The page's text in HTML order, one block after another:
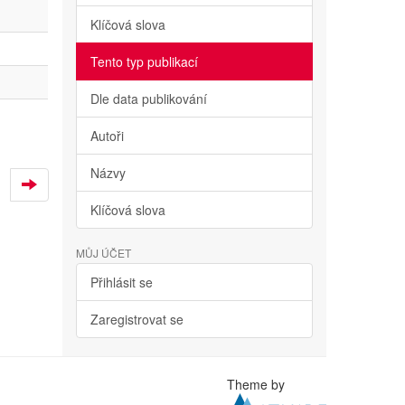
Klíčová slova
Tento typ publikací
Dle data publikování
Autoři
Názvy
Klíčová slova
MŮJ ÚČET
Přihlásit se
Zaregistrovat se
Theme by